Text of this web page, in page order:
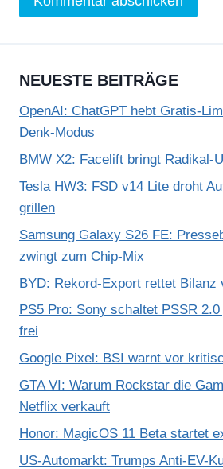
NEUESTE BEITRÄGE
OpenAI: ChatGPT hebt Gratis-
Denk-Modus
BMW X2: Facelift bringt Radikal-
Tesla HW3: FSD v14 Lite droht
grillen
Samsung Galaxy S26 FE:
zwingt zum Chip-Mix
BYD: Rekord-Export rettet Bilanz
PS5 Pro: Sony schaltet PSSR
frei
Google Pixel: BSI warnt vor
GTA VI: Warum Rockstar die
Netflix verkauft
Honor: MagicOS 11 Beta startet
US-Automarkt: Trumps Anti-EV-